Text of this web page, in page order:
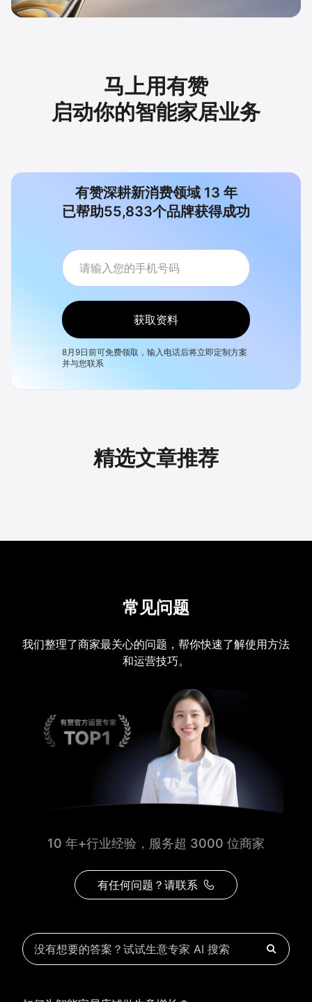
马上用有赞
启动你的智能家居业务
有赞深耕新消费领域 13 年
已帮助55,833个品牌获得成功
获取资料
8月9日前可免费领取，输入电话后将立即定制方案
并与您联系
精选文章推荐
常见问题
我们整理了商家最关心的问题，帮你快速了解使用方法
和运营技巧。
10 年+行业经验，服务超 3000 位商家
有任何问题？请联系